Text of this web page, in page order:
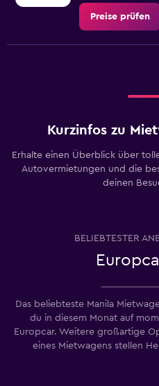
Preise prüfen
Kurzinfos zu
Erhalte einen Überblick über
Autovermietungen und die
deinen
BELIEBTESTER
Das beliebteste Manila
du in diesem Monat auf
Europcar. Weitere großartige
eines Mietwagens stellen